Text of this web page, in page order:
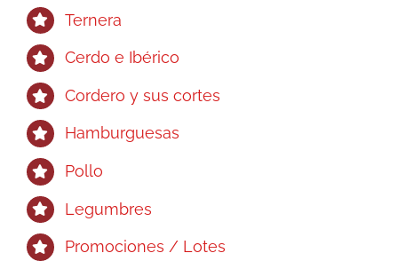
Ternera
Cerdo e Ibérico
Cordero y sus cortes
Hamburguesas
Pollo
Legumbres
Promociones / Lotes